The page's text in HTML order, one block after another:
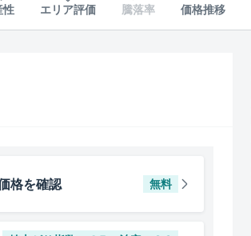
性 エリア評価 騰落率 価格推移
格を確認 無料